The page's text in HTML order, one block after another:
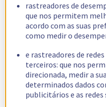
rastreadores de
que nos permitem
acordo com as suas
como medir o
e rastreadores de
terceiros: que nos
direcionada, medir a
determinados dados
publicitários e as redes